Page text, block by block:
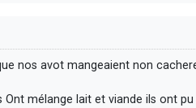
nos avot mangeaient non
Ont mélange lait et viande ils ont